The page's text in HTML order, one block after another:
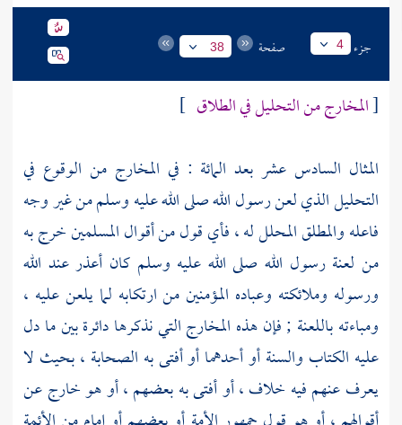
جزء 4 صفحة 38
[المخارج من التحليل في الطلاق ]
المثال السادس عشر بعد المائة : في المخارج من الوقوع في
التحليل الذي لعن رسول الله صلى الله عليه وسلم من غير وجه
فاعله والمطلق المحلل له ، فأي قول من أقوال المسلمين خرج به
من لعنة رسول الله صلى الله عليه وسلم كان أعذر عند الله
ورسوله وملائكته وعباده المؤمنين من ارتكابه لما يلعن عليه ،
ومباءته باللعنة ; فإن هذه المخارج التي نذكرها دائرة بين ما دل
عليه الكتاب والسنة أو أحدهما أو أفتى به الصحابة ، بحيث لا
يعرف عنهم فيه خلاف ، أو أفتى به بعضهم ، أو هو خارج عن